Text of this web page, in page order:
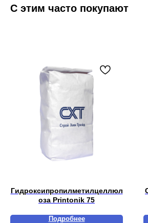
С этим часто покупают
Гидроксипропилметилцеллюл
оза Printonik 75
Подробнее